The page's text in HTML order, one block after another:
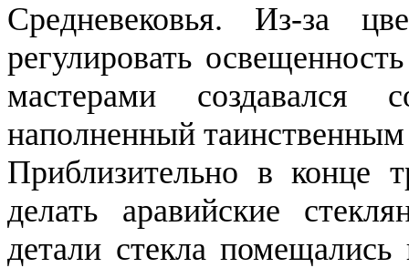
Средневековья. Из-за
регулировать
мастерами создавался
наполненный
Приблизительно в конце
делать аравийские
детали стекла